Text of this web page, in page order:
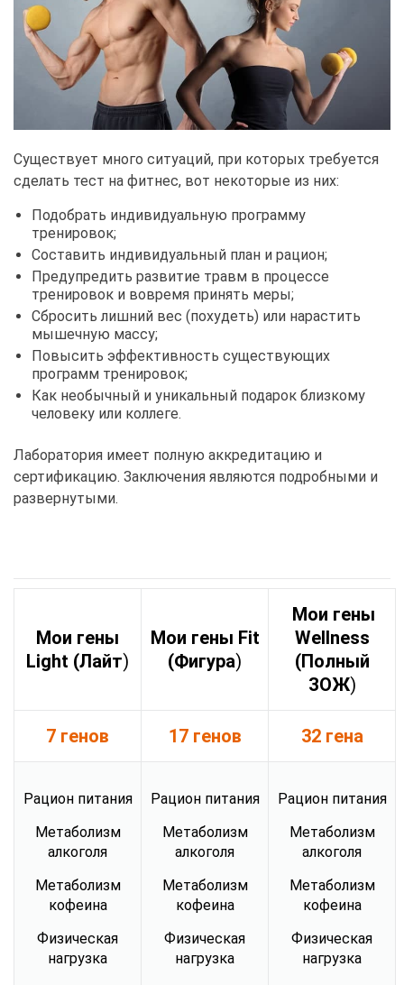
Существует много ситуаций, при которых требуется
сделать тест на фитнес, вот некоторые из них:
Подобрать индивидуальную программу
тренировок;
Составить индивидуальный план и рацион;
Предупредить развитие травм в процессе
тренировок и вовремя принять меры;
Сбросить лишний вес (похудеть) или нарастить
мышечную массу;
Повысить эффективность существующих
программ тренировок;
Как необычный и уникальный подарок близкому
человеку или коллеге.
Лаборатория имеет полную аккредитацию и
сертификацию. Заключения являются подробными и
развернутыми.
Мои гены
Light (Лайт)
Мои гены Fit
(Фигура)
Мои гены
Wellness
(Полный
ЗОЖ)
7 генов 17 генов 32 гена
Рацион питания
Метаболизм
алкоголя
Метаболизм
кофеина
Физическая
нагрузка
Рацион питания
Метаболизм
алкоголя
Метаболизм
кофеина
Физическая
нагрузка
Рацион питания
Метаболизм
алкоголя
Метаболизм
кофеина
Физическая
нагрузка